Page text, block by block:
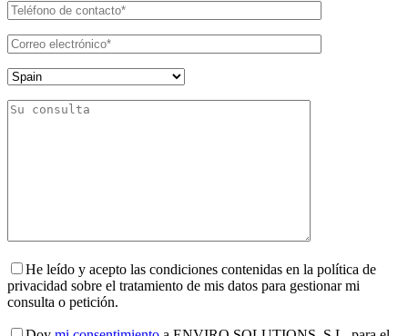
He leído y acepto las condiciones contenidas en la política de
privacidad sobre el tratamiento de mis datos para gestionar mi
consulta o petición.